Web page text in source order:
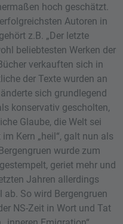
hoch geschätzt.
Autoren in
z.B. „Der letzte
beliebtesten Werken der
verkauften sich in
der Texte wurden an
sich grundlegend
konservativ gescholten,
Glaube, die Welt sei
Kern „heil“, galt nun als
wurde zum
geriet mehr und
Jahren allerdings
ab. So wird Bergengruen
NS-Zeit in Wort und Tat